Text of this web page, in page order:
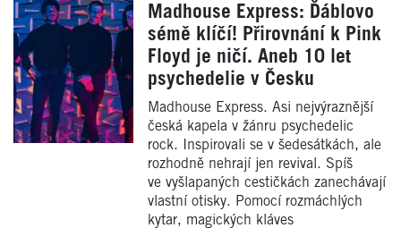
Madhouse Express: Ďáblovo
sémě klíčí! Přirovnání k Pink
Floyd je ničí. Aneb 10 let
psychedelie v Česku
Madhouse Express. Asi nejvýraznější
česká kapela v žánru psychedelic
rock. Inspirovali se v šedesátkách, ale
rozhodně nehrají jen revival. Spíš
ve vyšlapaných cestičkách zanechávají
vlastní otisky. Pomocí rozmáchlých
kytar, magických kláves